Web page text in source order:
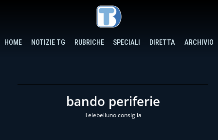
HOME NOTIZIE TG RUBRICHE SPECIALI DIRETTA ARCHIVIO
bando periferie
Telebelluno consiglia